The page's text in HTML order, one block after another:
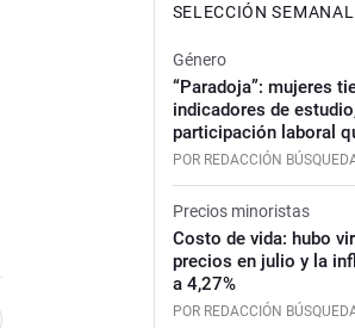
SELECCIÓN SEMANAL
Género
“Paradoja”: mujeres
indicadores de
participación laboral
POR REDACCIÓN
Precios minoristas
Costo de vida: hubo
precios en julio y la
a 4,27%
POR REDACCIÓN